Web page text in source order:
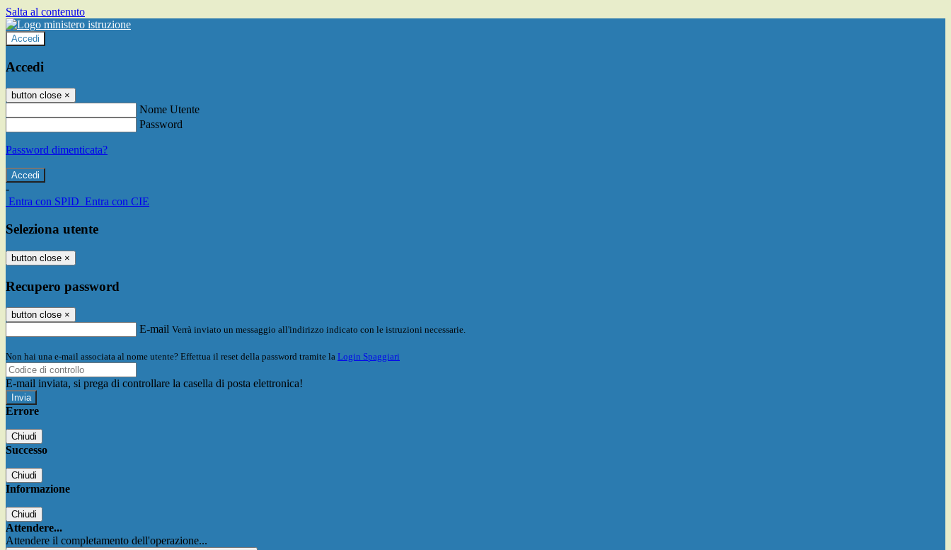
Salta al contenuto
Accedi
Accedi
button close ×
Nome Utente
Password
Password dimenticata?
-
Entra con SPID Entra con CIE
Seleziona utente
button close ×
Recupero password
button close ×
E-mail Verrà inviato un messaggio all'indirizzo indicato con le istruzioni necessarie.
Non hai una e-mail associata al nome utente? Effettua il reset della password tramite la Login Spaggiari
E-mail inviata, si prega di controllare la casella di posta elettronica!
Errore
Chiudi
Successo
Chiudi
Informazione
Chiudi
Attendere...
Attendere il completamento dell'operazione...